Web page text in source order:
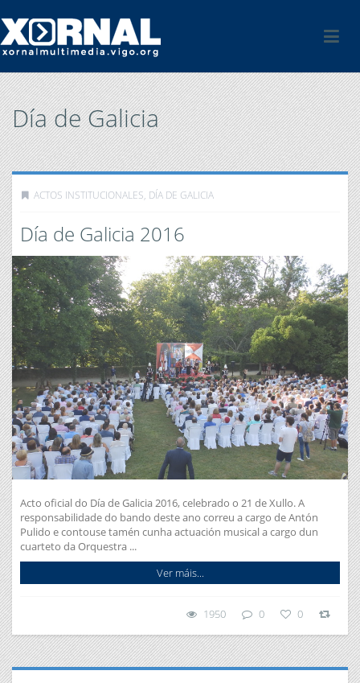
Día de Galicia
ACTOS INSTITUCIONALES, DÍA DE GALICIA
Día de Galicia 2016
Acto oficial do Día de Galicia 2016, celebrado o 21 de Xullo. A
responsabilidade do bando deste ano correu a cargo de Antón
Pulido e contouse tamén cunha actuación musical a cargo dun
cuarteto da Orquestra ...
Ver máis...
1950 0 0